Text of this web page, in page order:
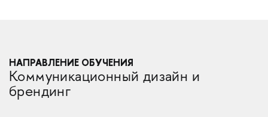
НАПРАВЛЕНИЕ ОБУЧЕНИЯ
Коммуникационный дизайн и
брендинг